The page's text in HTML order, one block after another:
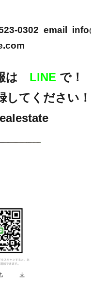
0302 email
は LINE で！
してください！